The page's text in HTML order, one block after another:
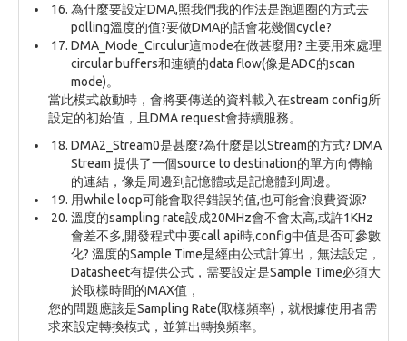
為什麼要設定DMA,照我們我的作法是跑迴圈的方式去
polling溫度的值?要做DMA的話會花幾個cycle?
DMA_Mode_Circulur這mode在做甚麼用? 主要用來處理
circular buffers和連續的data flow(像是ADC的scan
mode)。
當此模式啟動時，會將要傳送的資料載入在stream config所
設定的初始值，且DMA request會持續服務。
DMA2_Stream0是甚麼?為什麼是以Stream的方式? DMA
Stream 提供了一個source to destination的單方向傳輸
的連結，像是周邊到記憶體或是記憶體到周邊。
用while loop可能會取得錯誤的值,也可能會浪費資源?
溫度的sampling rate設成20MHz會不會太高,或許1KHz
會差不多,開發程式中要call api時,config中值是否可參數
化? 溫度的Sample Time是經由公式計算出，無法設定，
Datasheet有提供公式，需要設定是Sample Time必須大
於取樣時間的MAX值，
您的問題應該是Sampling Rate(取樣頻率)，就根據使用者需
求來設定轉換模式，並算出轉換頻率。